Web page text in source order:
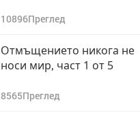
10896Преглед
Отмъщението никога не
носи мир, част 1 от 5
8565Преглед